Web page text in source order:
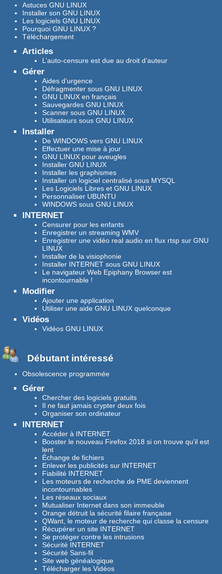
Astuces GNU LINUX
Installer son GNU LINUX
Les logiciels GNU LINUX
Pourquoi GNU LINUX ?
Téléchargement
Articles
L’auto-censure est due au droit d’auteur
Gérer
Aides d’urgence
Défragmenter sous GNU LINUX
GNU LINUX en français
Sauvegardes GNU LINUX
Scanner sous GNU LINUX
Utilisateurs sous GNU LINUX
Installer
De WINDOWS vers GNU LINUX
Effectuer une mise à jour
GNU LINUX pour aveugles
Installer GNU LINUX
Installer les graphismes
Installer un logiciel centralisé sous MYSQL
Les Logiciels Libres et GNU LINUX
Personnaliser UBUNTU
WINDOWS sous GNU LINUX
INTERNET
Censurer pour les enfants
Enregistrer un streaming WMV
Enregistrer une vidéo real audio en flux rtsp sur GNU
LINUX
Installer de la visiophonie
Installer INTERNET sous GNU LINUX
Le navigateur Web Epiphany Browser est
incontournable !
Modifier
Ajouter une application
Utiliser une aide GNU LINUX quelconque
Vidéos
Vidéos GNU LINUX
Débutant intéressé
Obsolescence programmée
Gérer
Chercher des logiciels gratuits
Il ne faut jamais crypter deux fois
Organiser son ordinateur
INTERNET
Accéder à INTERNET
Booster le nouveau Firefox 2018 si on trouve qu’il est
lent
Échange de fichiers
Enlever les publicités sur INTERNET
Fiabilité INTERNET
Les moteurs de recherche de PME deviennent
incontournables
Les réseaux sociaux
Mutualiser Internet dans son immeuble
Orange détruit la sécurité filaire française
QWant, le moteur de recherche qui classe la censure
Récupérer un site INTERNET
Se protéger contre les intrusions
Sécurité INTERNET
Sécurité Sans-fil
Site web généalogique
Télécharger les Vidéos